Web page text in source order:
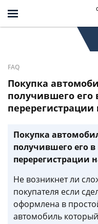
FAQ
Покупка
получившего его
перерегистрации
Покупка
получившего его в
перерегистрации
Не возникнет ли
покупателя если
оформлена в
автомобиль